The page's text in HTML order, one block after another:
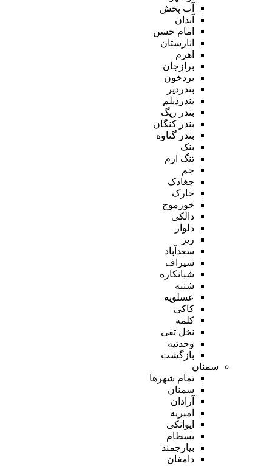
آب پخش
آبدان
امام حسن
انارستان
اهرم
برازجان
بردخون
بندردیر
بندردیلم
بندر ریگ
بندر کنگان
بندر گناوه
بنک
تنگ ارم
جم
چغادک
خارک
خورموج
دالکی
دلوار
ریز
سعدآباد
سیراف
شبانکاره
شنبه
عسلویه
کاکی
کلمه
نخل تقی
وحدتیه
بازگشت
سمنان
تمام شهر‌ها
سمنان
آرادان
امیریه
ایوانکی
بسطام
بیارجمند
دامغان